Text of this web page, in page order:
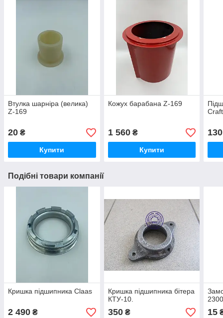
Втулка шарніра (велика)
Z-169
20 ₴
Купити
Кожух барабана Z-169
1 560₴
Купити
Craft
130
Подібні товари компанії
Кришка підшипника Claas
2 490 ₴
Кришка підшипника бітера
КТУ-10.
350₴ 15